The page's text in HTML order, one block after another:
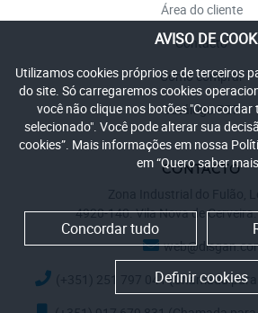
NUMERO 20MM.
Várias referências
Área do cliente
Contacto
Como comprar
Catálogo PDF
CONTACTO
4920-140. Vila Nova de
(+351) 251 797 041 (Chamada
AVISO DE
Utilizamos cookies próprios e de terceiros
do site. Só carregaremos cookies
você não clique nos botões "Concordar
selecionado". Você pode alterar sua
cookies”. Mais informações em nossa
em “Quero saber
Concordar tudo
Definir cookies